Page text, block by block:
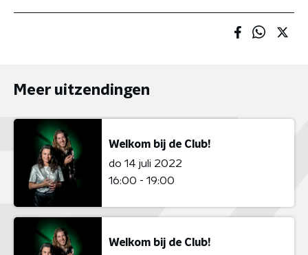
Meer uitzendingen
Welkom bij de Club!
do 14 juli 2022
16:00 - 19:00
Welkom bij de Club!